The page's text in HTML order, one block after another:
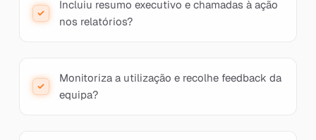
Incluiu resumo executivo e chamadas à ação
nos relatórios?
Monitoriza a utilização e recolhe feedback da
equipa?